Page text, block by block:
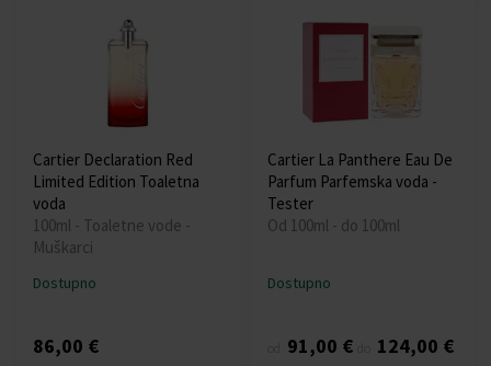
Cartier Declaration Red
Limited Edition Toaletna
voda
100ml - Toaletne vode -
Muškarci
Dostupno
86,00 €
Cartier La Panthere Eau De
Parfum Parfemska voda -
Tester
Od 100ml - do 100ml
Dostupno
91,00 € 124,00 €